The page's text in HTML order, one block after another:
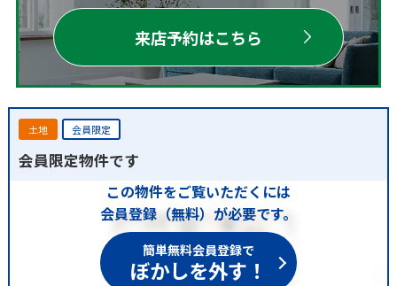
来店予約はこちら
土地 会員限定
会員限定物件です
この物件をご覧いただくには
会員登録（無料）が必要です。
簡単無料会員登録で
ぼかしを外す！